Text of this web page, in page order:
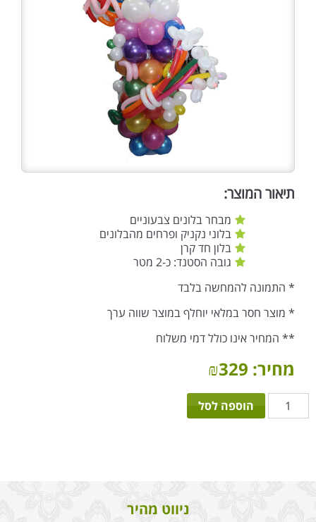
תיאור המוצר:
מבחר בלונים צבעוניים
בלוני נקניק ופרחים מהבלונים
בלון חד קרן
גובה הסטנד: כ-2 מטר
* התמונה להמחשה בלבד
* מוצר חסר במלאי יוחלף במוצר שווה ערך
** המחיר אינו כולל דמי משלוח
מחיר: ₪329
כמות
הוספה לסל
ניווט מהיר